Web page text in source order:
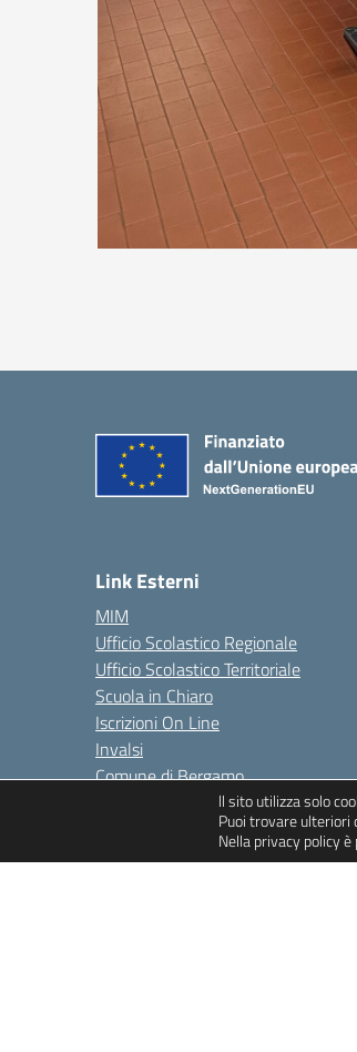
Link Esterni
MIM
Ufficio Scolastico Regionale
Ufficio Scolastico Territoriale
Scuola in Chiaro
Iscrizioni On Line
Invalsi
Comune di Bergamo
ll sito utilizza solo
Puoi trovare ulteriori
Nella privacy policy